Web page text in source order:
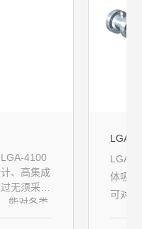
4100
、高集成
无须采样
能对各类
程气体进
LGA-
LGA-
体吸
可对